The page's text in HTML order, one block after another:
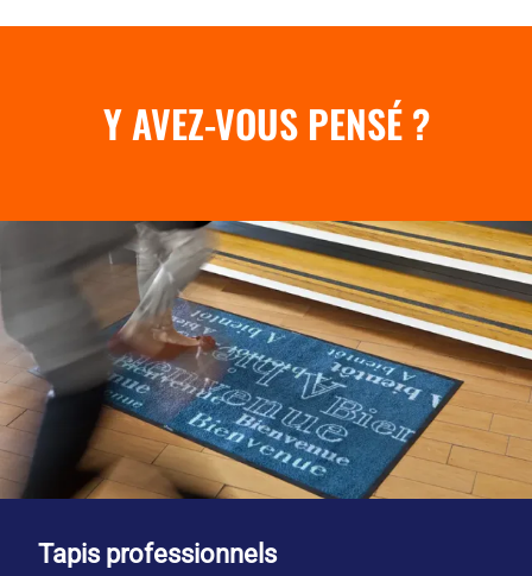
Y AVEZ-VOUS PENSÉ ?
Tapis professionnels